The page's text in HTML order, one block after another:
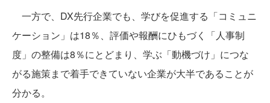
一方で、DX先行企業でも、学びを促進する「コミュニ
ケーション」は18％、評価や報酬にひもづく「人事制
度」の整備は8％にとどまり、学ぶ「動機づけ」につな
がる施策まで着手できていない企業が大半であることが
分かる。